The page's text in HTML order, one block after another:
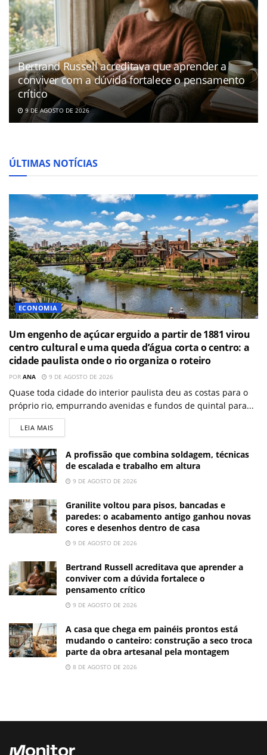
Bertrand Russell acreditava que aprender a
conviver com a dúvida fortalece o pensamento
crítico
9 DE AGOSTO DE 2026
ÚLTIMAS NOTÍCIAS
ECONOMIA
Um engenho de açúcar erguido a partir de 1881 virou
centro cultural e uma queda d’água corta o centro: a
cidade paulista onde o rio organiza o roteiro
POR ANA 9 DE AGOSTO DE 2026
Quase toda cidade do interior paulista deu as costas para o
próprio rio, empurrando avenidas e fundos de quintal para...
LEIA MAIS
A profissão que combina soldagem, técnicas
de escalada e trabalho em altura
9 DE AGOSTO DE 2026
Granilite voltou para pisos, bancadas e
paredes: o acabamento antigo ganhou novas
cores e desenhos dentro de casa
9 DE AGOSTO DE 2026
Bertrand Russell acreditava que aprender a
conviver com a dúvida fortalece o
pensamento crítico
9 DE AGOSTO DE 2026
A casa que chega em painéis prontos está
mudando o canteiro: construção a seco troca
parte da obra artesanal pela montagem
8 DE AGOSTO DE 2026